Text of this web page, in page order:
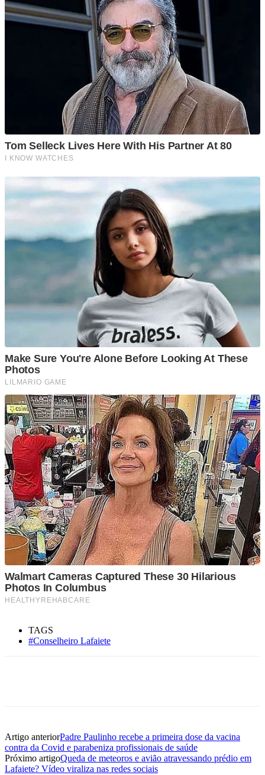
TAGS
#Conselheiro Lafaiete
Artigo anteriorPadre Paulinho recebe a primeira dose da vacina
contra da Covid e parabeniza profissionais de saúde
Próximo artigoQueda de meteoros e avião atravessando prédio em
Lafaiete? Vídeo viraliza nas redes sociais